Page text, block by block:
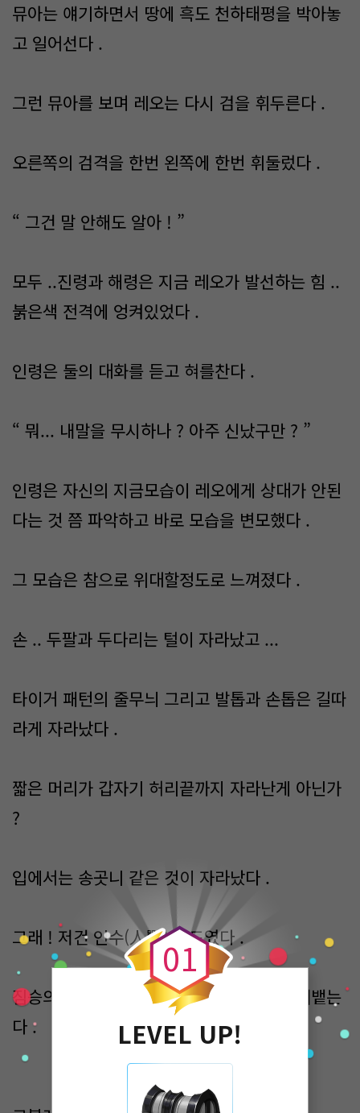
뮤아는 얘기하면서 땅에 흑도 천하태평을 박아놓
고 일어선다 .
그런 뮤아를 보며 레오는 다시 검을 휘두른다 .
오른쪽의 검격을 한번 왼쪽에 한번 휘둘렀다 .
“ 그건 말 안해도 알아 ! ”
모두 ..진령과 해령은 지금 레오가 발선하는 힘 ..
붉은색 전격에 엉켜있었다 .
인령은 둘의 대화를 듣고 혀를찬다 .
“ 뭐... 내말을 무시하나 ? 아주 신났구만 ? ”
인령은 자신의 지금모습이 레오에게 상대가 안된
다는 것 쯤 파악하고 바로 모습을 변모했다 .
그 모습은 참으로 위대할정도로 느껴졌다 .
손 .. 두팔과 두다리는 털이 자라났고 ...
타이거 패턴의 줄무늬 그리고 발톱과 손톱은 길따
라게 자라났다 .
짧은 머리가 갑자기 허리끝까지 자라난게 아닌가
?
입에서는 송곳니 같은 것이 자라났다 .
그래 ! 저건 인수(人獸) 모드였다 .
짐승의 으릉거림과 함께 자신의 블래스를 내뱉는
다 .
0
0
1
LEVEL UP!